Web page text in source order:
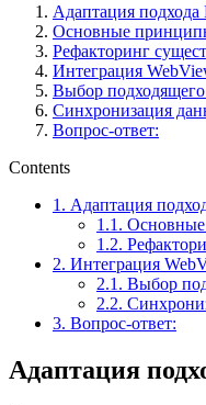
Адаптация
Основные
Рефакторинг
Интеграция
Выбор подходящего
Синхронизация
Вопрос-ответ:
Contents
1. Адаптация
1.1. Основные
1.2.
2. Интеграция
2.1. Выбор
2.2.
3. Вопрос-ответ:
Адаптация